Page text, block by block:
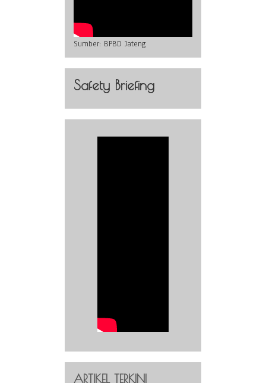
Sumber: BPBD Jateng
Safety Briefing
ARTIKEL TERKINI